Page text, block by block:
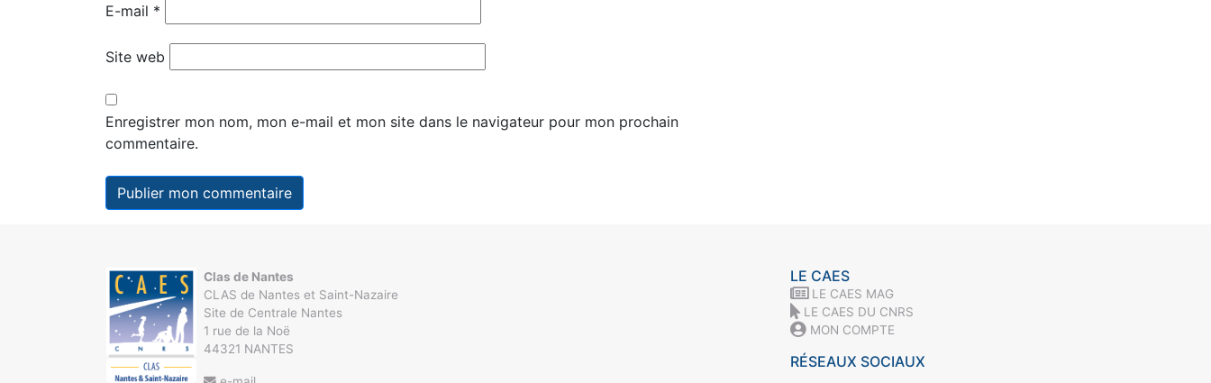
E-mail *
Site web
Enregistrer mon nom, mon e-mail et mon site dans le navigateur pour mon prochain
commentaire.
Clas de Nantes
CLAS de Nantes et Saint-Nazaire
Site de Centrale Nantes
1 rue de la Noë
44321 NANTES
LE CAES
LE CAES MAG
LE CAES DU CNRS
MON COMPTE
RÉSEAUX SOCIAUX